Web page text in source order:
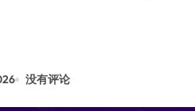
没有评论